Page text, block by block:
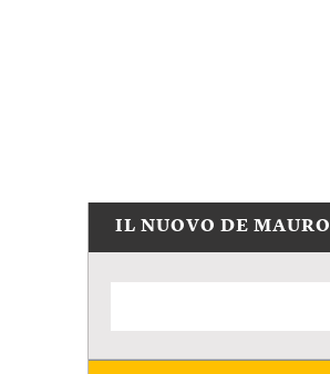
IL NUOVO DE MAURO